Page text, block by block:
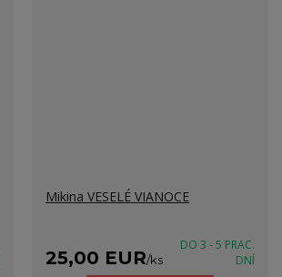
Mikina VESELÉ VIANOCE
25,00 EUR/ks
DO 3 - 5 PRAC.
DNÍ